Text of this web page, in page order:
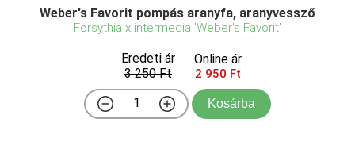
Weber's Favorit pompás aranyfa, aranyvessző
Forsythia x intermedia 'Weber's Favorit'
Eredeti ár
3 250 Ft
Online ár
2 950 Ft
Kosárba